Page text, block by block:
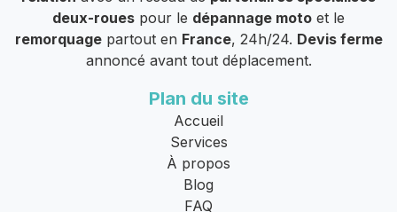
deux-roues pour le dépannage moto et le
remorquagepartout en France, 24h/24. Devis ferme
annoncé avant tout déplacement.
Plan du site
Accueil
Services
À propos
Blog
FAQ